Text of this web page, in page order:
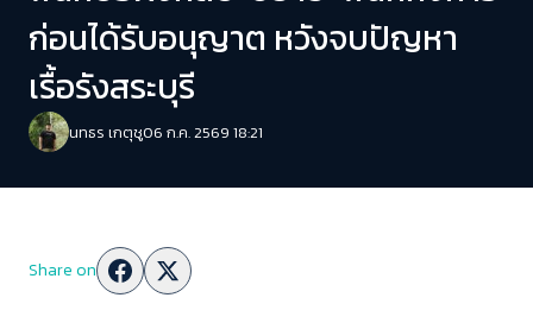
ก่อนได้รับอนุญาต หวังจบปัญหา
เรื้อรังสระบุรี
นทธร เกตุชู06 ก.ค. 2569 18:21
Share on